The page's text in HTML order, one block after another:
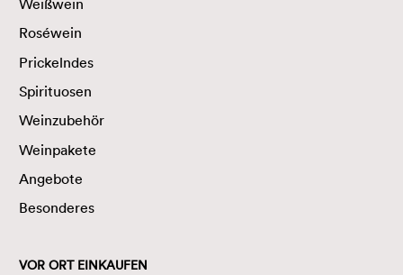
Weißwein
Roséwein
Prickelndes
Spirituosen
Weinzubehör
Weinpakete
Angebote
Besonderes
VOR ORT EINKAUFEN